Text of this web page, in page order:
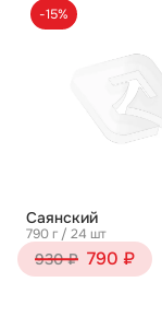
-15%
Саянский
790 г / 24 шт
930 ₽ 790 ₽